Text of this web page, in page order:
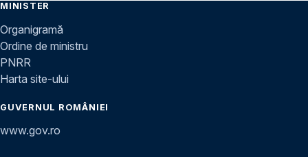
MINISTER
Organigramă
Ordine de ministru
PNRR
Harta site-ului
GUVERNUL ROMÂNIEI
www.gov.ro